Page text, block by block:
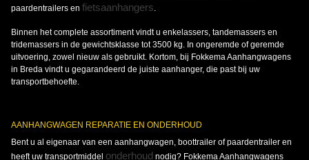
paardentrailers en fietsaanhangers.
Binnen het complete assortiment vindt u enkelassers, tandemassers en
tridemassers in de gewichtsklasse tot 3500 kg. In ongeremde of geremde
uitvoering, zowel nieuw als gebruikt. Kortom, bij Fokkema Aanhangwagens
in Breda vindt u gegarandeerd de juiste aanhanger, die past bij uw
transportbehoefte.
AANHANGWAGEN REPARATIE EN ONDERHOUD
Bent u al eigenaar van een aanhangwagen, boottrailer of paardentrailer en
heeft uw transportmiddel onderhoud nodig? Fokkema Aanhangwagens